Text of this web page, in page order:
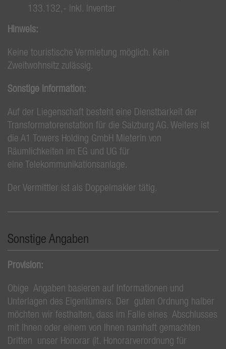
133.132,- inkl. Inventar
Hinweis:
Keine touristische Vermietung möglich. Kein
Zweitwohnsitz zulässig.
Sonstige Information:
Auf der Liegenschaft besteht eine Dienstbarkeit der
Transformatorenstation für die Salzburg AG. Weiters ist
die A1 Towers Holding GmbH Mieterin von
Räumlichkeiten im EG und UG für
eine Telekommunikationsanlage.
Der Vermittler ist als Doppelmakler tätig.
Sonstige Angaben
Provision:
Obige Angaben basieren auf Informationen und
Unterlagen des Eigentümers. Der guten Ordnung halber
möchten wir festhalten, dass im Falle eines Abschlusses
mit Ihnen oder einem von Ihnen namhaft gemachten
Dritten unser Honorar (lt. Honorarverordnung für